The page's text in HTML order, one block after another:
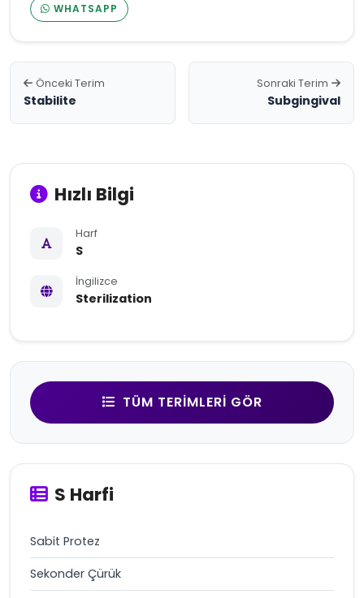
WHATSAPP
Önceki Terim
Stabilite
Sonraki Terim
Subgingival
Hızlı Bilgi
Harf
S
İngilizce
Sterilization
TÜM TERIMLERI GÖR
S Harfi
Sabit Protez
Sekonder Çürük